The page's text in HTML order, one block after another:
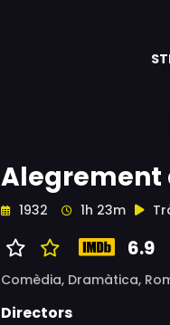
Alegrement
1932 1h 23m
6.9
Comèdia, Dramàtica,
Directors